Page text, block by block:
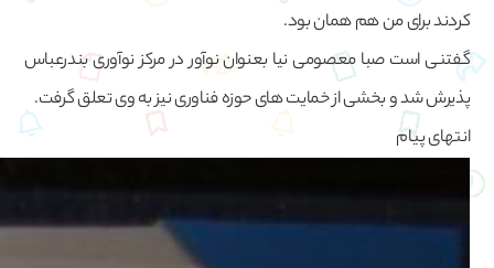
کردند برای من هم همان بود.
گفتنی است صبا معصومی نیا بعنوان نوآور در مرکز نوآوری بندرعباس
پذیرش شد و بخشی از خمایت های حوزه فناوری نیز به وی تعلق گرفت.
انتهای پیام